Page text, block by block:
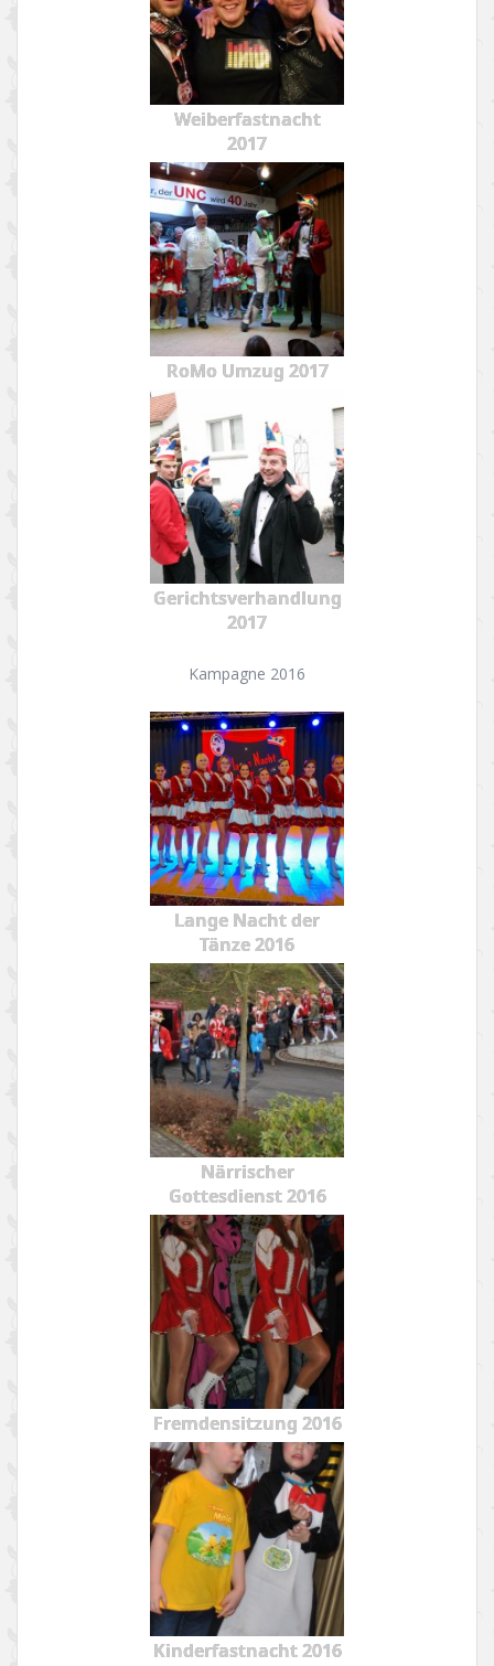
Weiberfastnacht
2017
RoMo Umzug 2017
Gerichtsverhandlung
2017
Kampagne 2016
Lange Nacht der
Tänze 2016
Närrischer
Gottesdienst 2016
Fremdensitzung 2016
Kinderfastnacht 2016